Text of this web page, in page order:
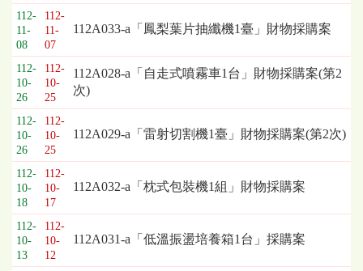
欄
位
依
序
為：
開
標
日
期、
截
標
日
期、
公
告
事
112-
11-
08
112-
11-
07
112A033-a「鳳梨葉片抽纖機1臺」財物採購案
112-
10-
26
112-
10-
25
112A028-a「自走式噴霧車1台」財物採購案(第2
次)
112-
10-
26
112-
10-
25
112A029-a「雷射切割機1臺」財物採購案(第2次)
112-
10-
18
112-
10-
17
112A032-a「枕式包裝機1組」財物採購案
112-
10-
13
112-
10-
12
112A031-a「低溫振盪培養箱1台」採購案